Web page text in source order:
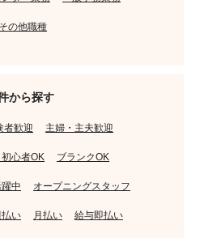
その他職種
から探す
者歓迎 主婦・主夫歓迎
心者OK ブランクOK
中 オープニングスタッフ
い 月払い 給与即払い